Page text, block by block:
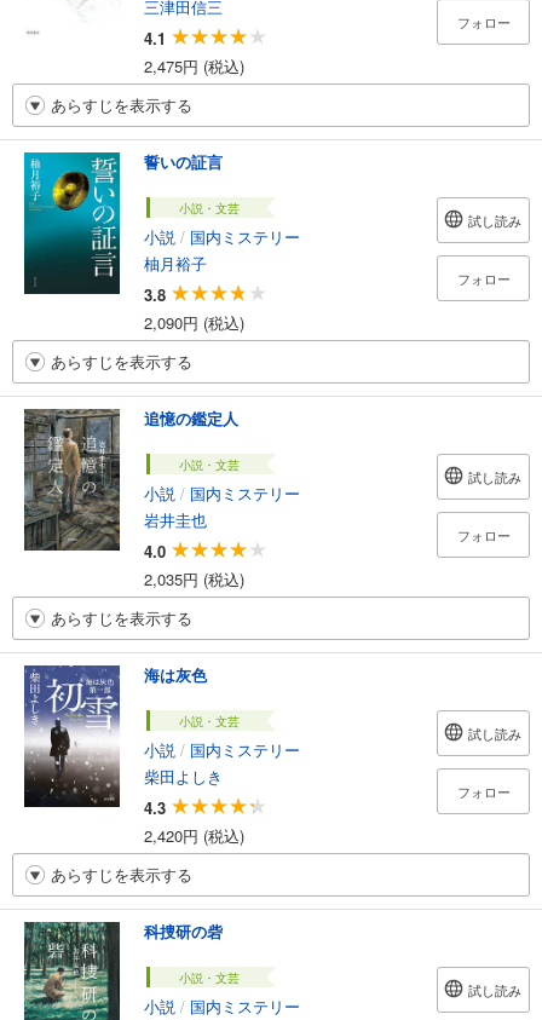
三津田信三
4.1
2,475円 (税込)
フォロー
あらすじを表示する
誓いの証言
小説・文芸
小説 / 国内ミステリー
柚月裕子
3.8
2,090円 (税込)
試し読み
フォロー
あらすじを表示する
追憶の鑑定人
小説・文芸
小説 / 国内ミステリー
岩井圭也
4.0
2,035円 (税込)
試し読み
フォロー
あらすじを表示する
海は灰色
小説・文芸
小説 / 国内ミステリー
柴田よしき
4.3
2,420円 (税込)
試し読み
フォロー
あらすじを表示する
科捜研の砦
小説・文芸
小説 / 国内ミステリー
試し読み